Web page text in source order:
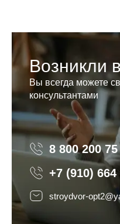
Возникли
Вы всегда можете
консультантами
8 800 200
+7 (910) 664
stroydvor-